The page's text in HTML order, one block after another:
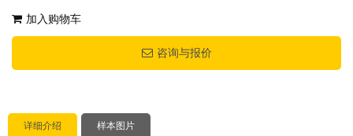
加入购物车
咨询与报价
详细介绍 样本图片